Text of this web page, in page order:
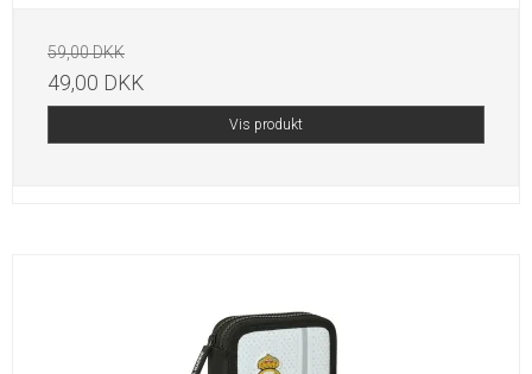
59,00 DKK
49,00 DKK
Vis produkt